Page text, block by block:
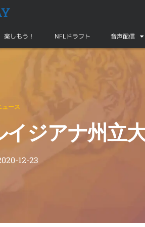
楽しもう！ NFLドラフト 音声配信
ュース
イジアナ州立
12-23